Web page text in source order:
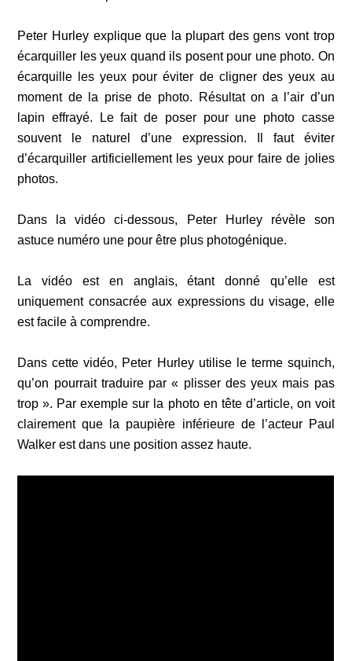
Peter Hurley explique que la plupart des gens vont trop
écarquiller les yeux quand ils posent pour une photo. On
écarquille les yeux pour éviter de cligner des yeux au
moment de la prise de photo. Résultat on a l’air d’un
lapin effrayé. Le fait de poser pour une photo casse
souvent le naturel d’une expression. Il faut éviter
d’écarquiller artificiellement les yeux pour faire de jolies
photos.
Dans la vidéo ci-dessous, Peter Hurley révèle son
astuce numéro une pour être plus photogénique.
La vidéo est en anglais, étant donné qu’elle est
uniquement consacrée aux expressions du visage, elle
est facile à comprendre.
Dans cette vidéo, Peter Hurley utilise le terme squinch,
qu’on pourrait traduire par « plisser des yeux mais pas
trop ». Par exemple sur la photo en tête d’article, on voit
clairement que la paupière inférieure de l’acteur Paul
Walker est dans une position assez haute.